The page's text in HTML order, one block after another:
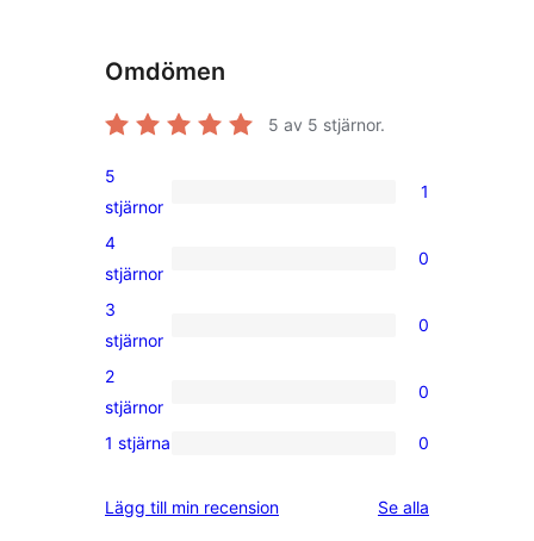
Omdömen
5 av 5 stjärnor.
1
5-
stjärnig
5
stjärnor
1
0
4-
stjärniga
4
stjärnor
0
0
3-
stjärniga
3
stjärnor
0
0
2-
recensioner
2
stjärnor
0
0
stjärniga
1 stjärna 0
Lägg till min recension Se alla